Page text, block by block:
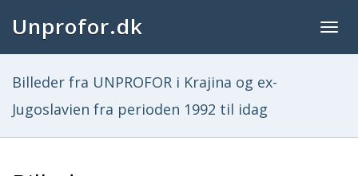
Unprofor.dk
Billeder fra UNPROFOR i Krajina og ex-
Jugoslavien fra perioden 1992 til idag